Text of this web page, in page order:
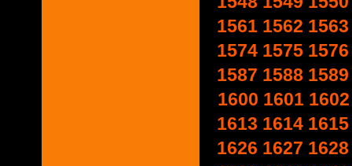
1561 1562 1563
1574 1575 1576
1587 1588 1589
1600 1601 1602
1613 1614 1615
1626 1627 1628